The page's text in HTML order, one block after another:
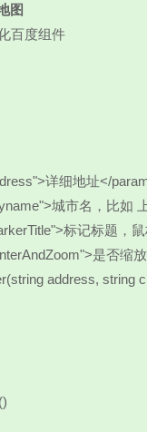
图
百度组件
详细地址</
城市名，比如
标记标题，
是否缩
address, string